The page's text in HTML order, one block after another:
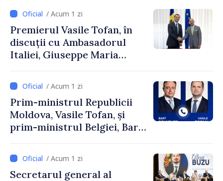
Uygar Mustafa Sertel
/ Acum 1 zi
Premierul Vasile Tofan, în
discuții cu Ambasadorul
Italiei, Giuseppe Maria
/ Acum 1 zi
Prim-ministrul Republicii
Moldova, Vasile Tofan, și
prim-ministrul Belgiei, Bart
despre parcursul european
al Republicii Moldova.
/ Acum 1 zi
Secretarul general al